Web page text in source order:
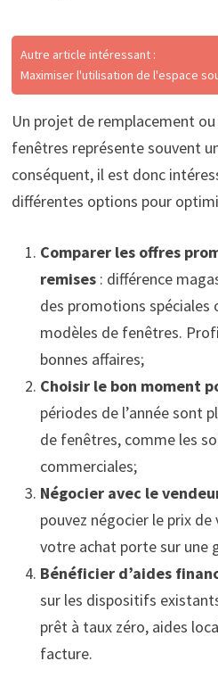
Autre article intéressant :
Maximiser l'utilisation de l'espace
Un projet de remplacement
fenêtres représente souvent
conséquent, il est donc
différentes options pour
Comparer les offres
remises: différence
des promotions spéciales
modèles de fenêtres.
bonnes affaires;
Choisir le bon moment
périodes de l’année sont
de fenêtres, comme les
commerciales;
Négocier avec le
pouvez négocier le prix
votre achat porte sur une
Bénéficier d’aides
sur les dispositifs
prêt à taux zéro, aides
facture.